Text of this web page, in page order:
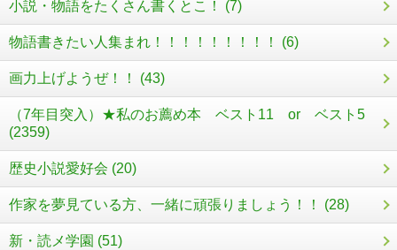
小説・物語をたくさん書くとこ！ (7)
物語書きたい人集まれ！！！！！！！！！ (6)
画力上げようぜ！！ (43)
（7年目突入）★私のお薦め本 ベスト11 or ベスト5
(2359)
歴史小説愛好会 (20)
作家を夢見ている方、一緒に頑張りましょう！！ (28)
新・読メ学園 (51)